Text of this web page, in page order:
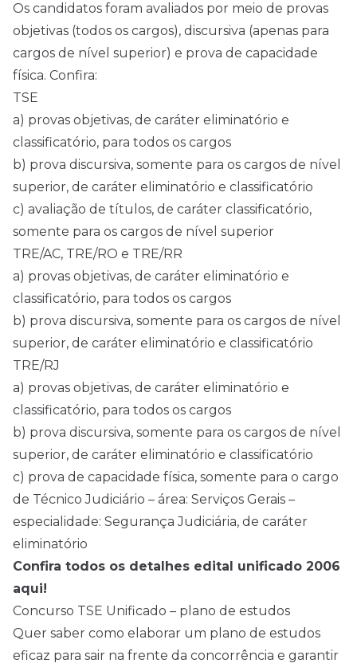
Os candidatos foram avaliados por meio de provas
objetivas (todos os cargos), discursiva (apenas para
cargos de nível superior) e prova de capacidade
física. Confira:
TSE
a) provas objetivas, de caráter eliminatório e
classificatório, para todos os cargos
b) prova discursiva, somente para os cargos de nível
superior, de caráter eliminatório e classificatório
c) avaliação de títulos, de caráter classificatório,
somente para os cargos de nível superior
TRE/AC, TRE/RO e TRE/RR
a) provas objetivas, de caráter eliminatório e
classificatório, para todos os cargos
b) prova discursiva, somente para os cargos de nível
superior, de caráter eliminatório e classificatório
TRE/RJ
a) provas objetivas, de caráter eliminatório e
classificatório, para todos os cargos
b) prova discursiva, somente para os cargos de nível
superior, de caráter eliminatório e classificatório
c) prova de capacidade física, somente para o cargo
de Técnico Judiciário – área: Serviços Gerais –
especialidade: Segurança Judiciária, de caráter
eliminatório
Confira todos os detalhes edital unificado 2006
aqui!
Concurso TSE Unificado – plano de estudos
Quer saber como elaborar um plano de estudos
eficaz para sair na frente da concorrência e garantir